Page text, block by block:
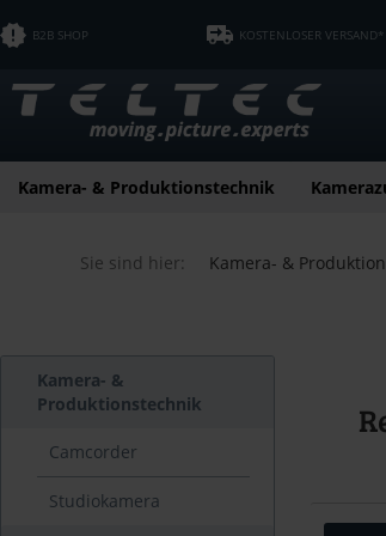
B2B SHOP KOSTENLOSER VERSAND*
Kamera- & Produktionstechnik
Sie sind hier: Kamera- &
Kamera- &
Produktionstechnik
Camcorder
Studiokamera